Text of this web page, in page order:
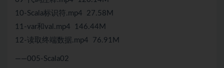
10-Scala标识符.mp4 27.58M
11-var和val.mp4 146.44M
12-读取终端数据.mp4 76.91M
——005-Scala02